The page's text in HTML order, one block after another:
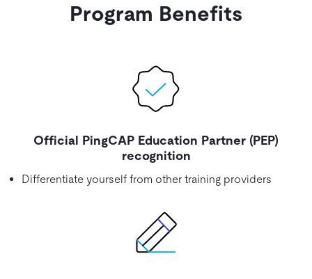
キャリア
パートナー
Program Benefits
Official PingCAP Education Partner (PEP)
recognition
Differentiate yourself from other training providers